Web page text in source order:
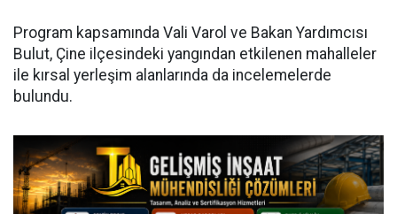
Program kapsamında Vali Varol ve Bakan Yardımcısı
Bulut, Çine ilçesindeki yangından etkilenen mahalleler
ile kırsal yerleşim alanlarında da incelemelerde
bulundu.